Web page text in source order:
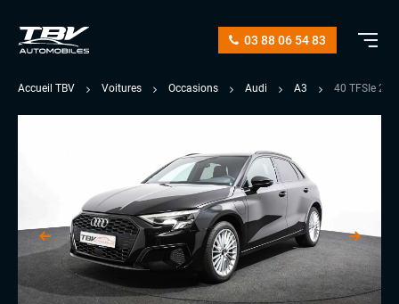
03 88 06 54 83
Accueil TBV Voitures Occasions Audi A3 40 TFSIe 204